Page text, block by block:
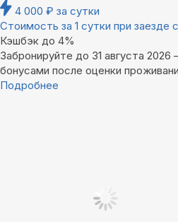
4 000 ₽ за сутки
Стоимость за 1 сутки при заезде
Кэшбэк до 4%
Забронируйте до 31 августа
бонусами после оценки
Подробнее